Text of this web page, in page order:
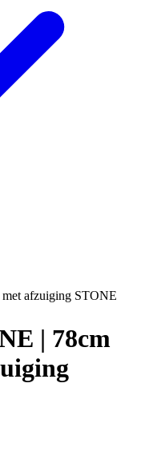
afzuiging STONE
| 78cm